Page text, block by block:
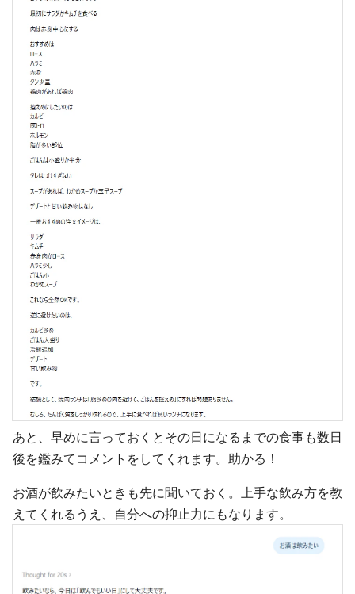
あと、早めに言っておくとその日になるまでの食事も数日
後を鑑みてコメントをしてくれます。助かる！
お酒が飲みたいときも先に聞いておく。上手な飲み方を教
えてくれるうえ、自分への抑止力にもなります。